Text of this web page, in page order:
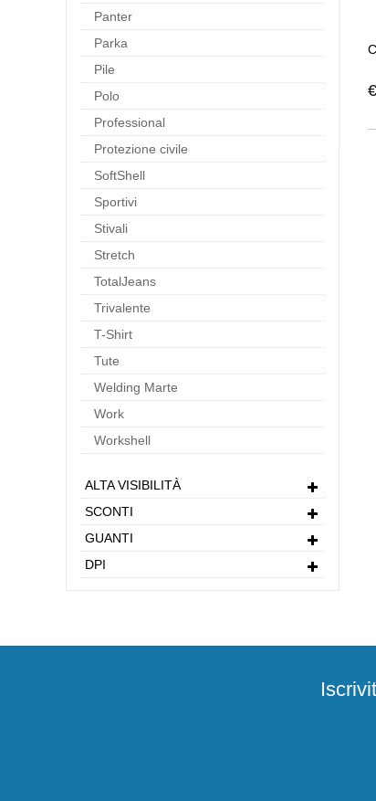
Panter
Parka
Pile
Polo
Professional
Protezione civile
SoftShell
Sportivi
Stivali
Stretch
TotalJeans
Trivalente
T-Shirt
Tute
Welding Marte
Work
Workshell
ALTA VISIBILITÀ
SCONTI
GUANTI
DPI
€